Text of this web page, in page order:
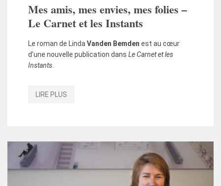
Mes amis, mes envies, mes folies –
Le Carnet et les Instants
Le roman de Linda Vanden Bemden est au cœur
d’une nouvelle publication dans Le Carnet et les
Instants.
LIRE PLUS